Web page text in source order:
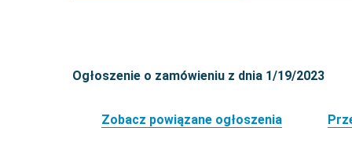
Ogłoszenie o zamówieniu z dnia 1/19/2023
Zobacz powiązane ogłoszenia